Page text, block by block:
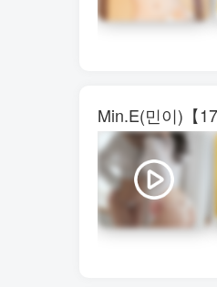
Min.E(민이)【